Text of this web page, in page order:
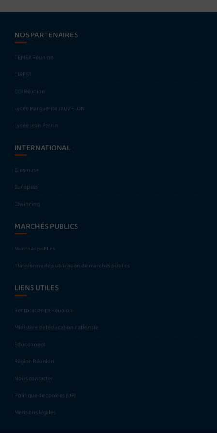
NOS PARTENAIRES
CEMEA Réunion
CIREST
CCI Réunion
Lycée Marguerite JAUZELON
Lycée Jean Perrin
INTERNATIONAL
Erasmus+
Europass
Etwinning
MARCHÉS PUBLICS
Marchés publics
Plateforme de publication de marchés publics
LIENS UTILES
Rectorat de La Réunion
Ministère de l’éducation nationale
Educonnect
Région Réunion
Nous contacter
Politique de cookies (UE)
Mentions légales